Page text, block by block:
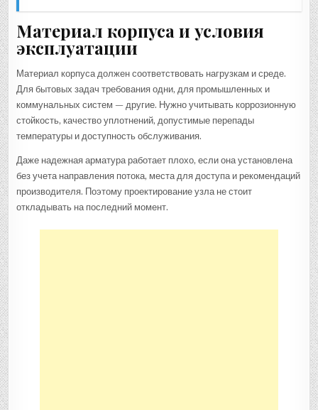
Материал корпуса и условия
эксплуатации
Материал корпуса должен соответствовать нагрузкам и среде.
Для бытовых задач требования одни, для промышленных и
коммунальных систем — другие. Нужно учитывать коррозионную
стойкость, качество уплотнений, допустимые перепады
температуры и доступность обслуживания.
Даже надежная арматура работает плохо, если она установлена
без учета направления потока, места для доступа и рекомендаций
производителя. Поэтому проектирование узла не стоит
откладывать на последний момент.